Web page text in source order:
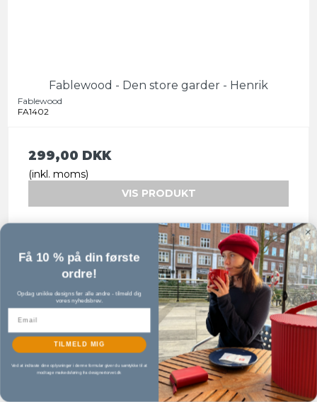
Fablewood - Den store garder - Henrik
Fablewood
FA1402
299,00 DKK
(inkl. moms)
VIS PRODUKT
Få 10 % på din første
ordre!
Opdag unikke designs før alle andre - tilmeld dig
vores nyhedsbrev.
TILMELD MIG
Ved at indtaste dine oplysninger i denne formular giver du samtykke til at
modtage markedsføring fra designertorvet.dk